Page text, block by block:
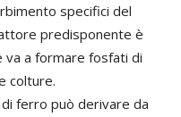
specifici del
predisponente è
va a formare fosfati di
colture.
ferro può derivare da